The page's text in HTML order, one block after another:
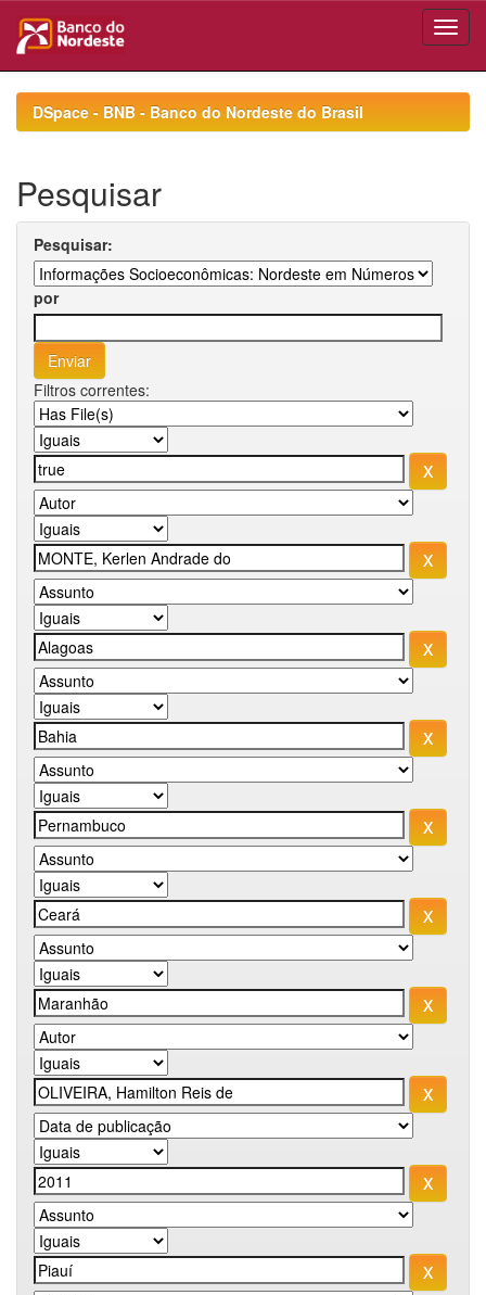
navigationDSpace - BNB - Banco do Nordeste do Brasil
Pesquisar
Pesquisar:
por
Filtros correntes: